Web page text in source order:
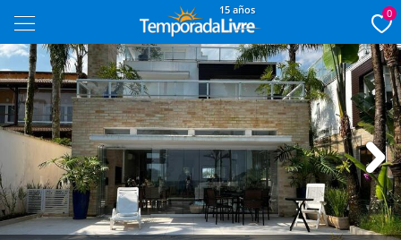
15 años 0
Next